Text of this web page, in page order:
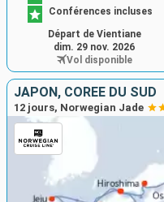
Conférences incluses
Départ de Vientiane
dim. 29 nov. 2026
Vol disponible
JAPON, CORÉE DU SUD
12 jours, Norwegian Jade